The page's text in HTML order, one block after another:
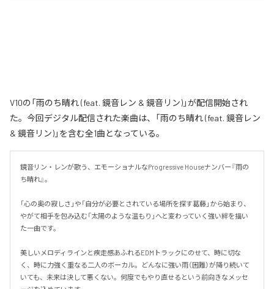
V10の「雨のち晴れ (feat. 鏡音レン & 鏡音リン)」が配信開始され
た。今回デジタル配信された楽曲は、「雨のち晴れ (feat. 鏡音レン
& 鏡音リン)」を含む全1曲となっている。
鏡音リン・レンが歌う、エモーショナルなProgressive Houseナンバー『雨の
ち晴れ』。
「心の奥の寂しさ」や「自分が必要とされている場所を探す葛藤」から始まり、
やがて相手を包み込む「太陽のような温もり」へと変わっていく強い絆を描い
た一曲です。
美しいメロディラインと疾走感あふれるEDMトラックにのせて、時に切な
く、時に力強く重なる二人のボーカル。どんなに強い雨（困難）が降り続いて
いても、未来は決して悪くない。何度でもやり直せるという前向きなメッセ